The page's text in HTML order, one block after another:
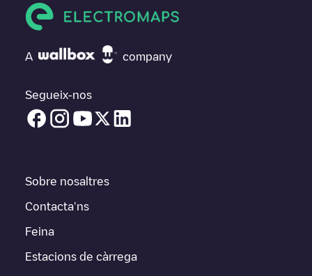
A company
Segueix-nos
Sobre nosaltres
Contacta'ns
Feina
Estacions de càrrega